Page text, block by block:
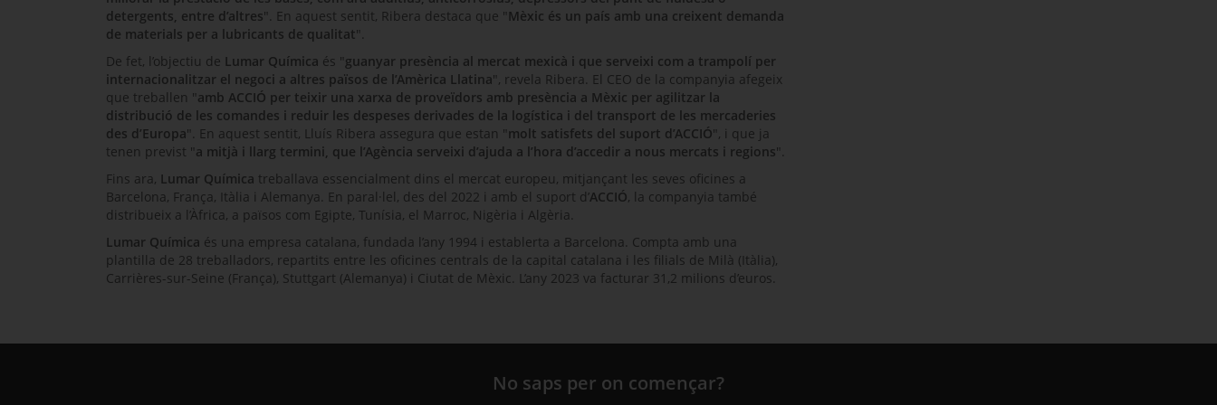
detergents, entre d’altres". En aquest sentit, Ribera destaca que " Mèxic és un país amb una creixent demanda
de materials per a lubricants de qualitat".
De fet, l’objectiu de Lumar Química és " guanyar presència al mercat mexicà i que serveixi com a trampolí per
internacionalitzar el negoci a altres països de l’Amèrica Llatina", revela Ribera. El CEO de la companyia afegeix
que treballen " amb ACCIÓ per teixir una xarxa de proveïdors amb presència a Mèxic per agilitzar la
distribució de les comandes i reduir les despeses derivades de la logística i del transport de les mercaderies
des d’Europa". En aquest sentit, Lluís Ribera assegura que estan " molt satisfets del suport d’ACCIÓ", i que ja
tenen previst " a mitjà i llarg termini, que l’Agència serveixi d’ajuda a l’hora d’accedir a nous mercats i regions".
Fins ara, Lumar Química treballava essencialment dins el mercat europeu, mitjançant les seves oficines a
Barcelona, França, Itàlia i Alemanya. En paral·lel, des del 2022 i amb el suport d’ACCIÓ, la companyia també
distribueix a l’Àfrica, a països com Egipte, Tunísia, el Marroc, Nigèria i Algèria.
Lumar Química és una empresa catalana, fundada l’any 1994 i establerta a Barcelona. Compta amb una
plantilla de 28 treballadors, repartits entre les oficines centrals de la capital catalana i les filials de Milà (Itàlia),
Carrières-sur-Seine (França), Stuttgart (Alemanya) i Ciutat de Mèxic. L’any 2023 va facturar 31,2 milions d’euros.
No saps per on començar?